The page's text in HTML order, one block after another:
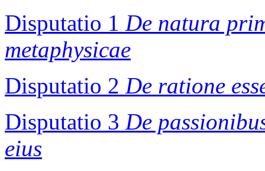
Disputatio 1 De natura
metaphysicae
Disputatio 2 De ratione
Disputatio 3 De
eius